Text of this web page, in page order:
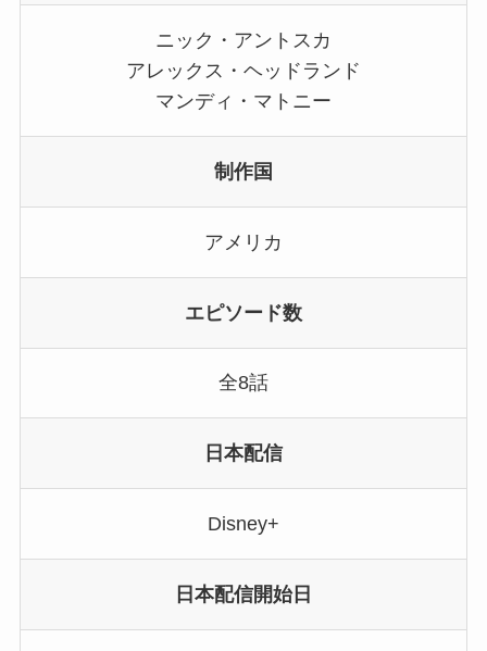
ニック・アントスカ
アレックス・ヘッドランド
マンディ・マトニー
制作国
アメリカ
エピソード数
全8話
日本配信
Disney+
日本配信開始日